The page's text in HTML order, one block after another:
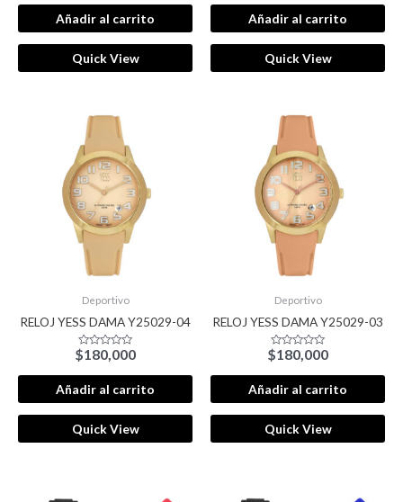
0
de
5
Añadir al carrito
Quick View
0
de
5
Añadir al carrito
Quick View
Deportivo
RELOJ YESS DAMA Y25029-04
Valorado
con
0
de
5
$180,000
Añadir al carrito
Quick View
Deportivo
RELOJ YESS DAMA Y25029-03
Valorado
con
0
de
5
$180,000
Añadir al carrito
Quick View